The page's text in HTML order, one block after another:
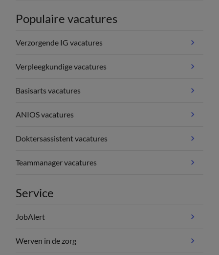
Populaire vacatures
Verzorgende IG vacatures
Verpleegkundige vacatures
Basisarts vacatures
ANIOS vacatures
Doktersassistent vacatures
Teammanager vacatures
Service
JobAlert
Werven in de zorg